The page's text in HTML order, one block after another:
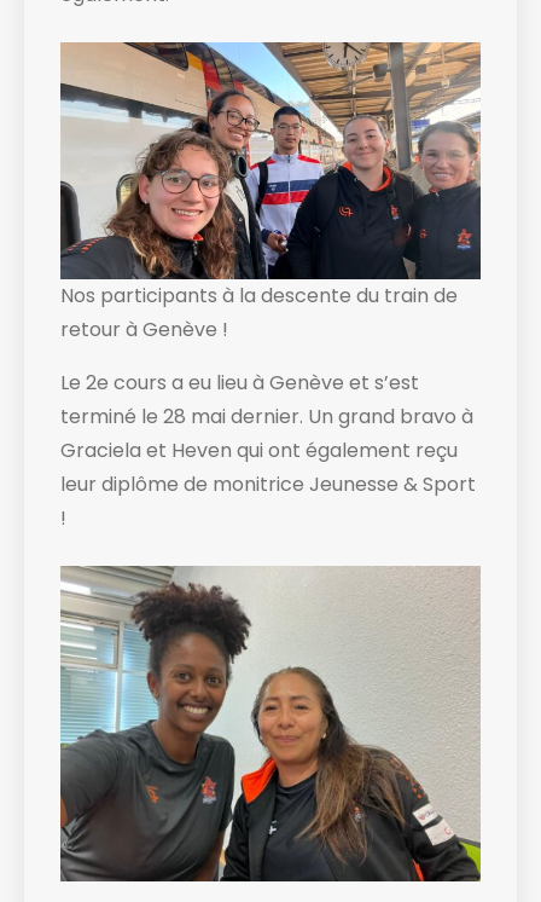
Nos participants à la descente du train de
retour à Genève !
Le 2e cours a eu lieu à Genève et s’est
terminé le 28 mai dernier. Un grand bravo à
Graciela et Heven qui ont également reçu
leur diplôme de monitrice Jeunesse & Sport
!